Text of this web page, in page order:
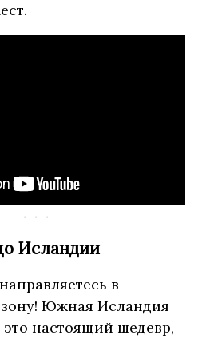
Исландии
в
Южная Исландия
настоящий шедевр,